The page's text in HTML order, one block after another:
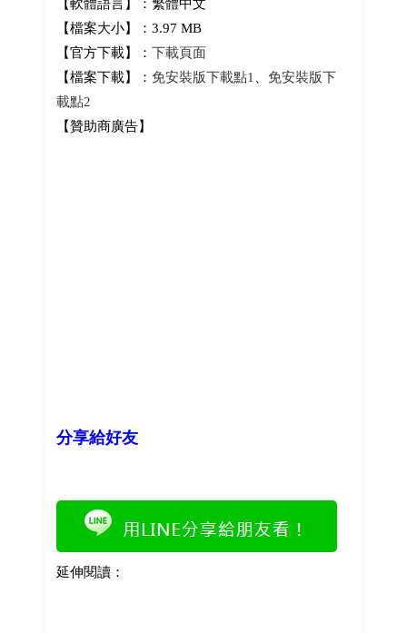
【軟體語言】：繁體中文
【檔案大小】：3.97 MB
【官方下載】： 下載頁面
【檔案下載】： 免安裝版下載點1、 免安裝版下
載點2
【贊助商廣告】
分享給好友
延伸閱讀：